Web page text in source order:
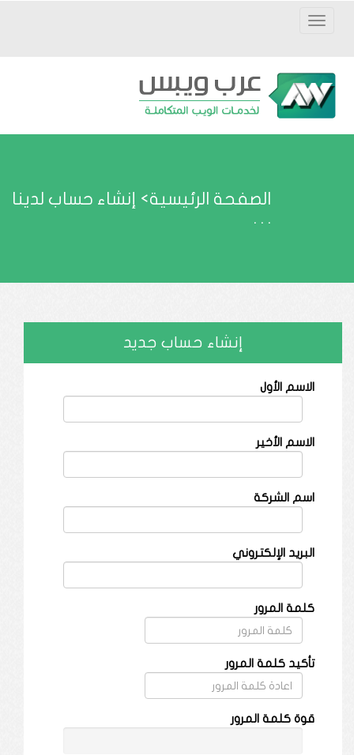
Toggle
الصفحة الرئيسية>
إنشاء حساب لدينا
. . .
إنشاء حساب جديد
الاسم الأول
الاسم الأخير
اسم الشركة
البريد الإلكتروني
كلمة المرور
تأكيد كلمة المرور
قوة كلمة المرور